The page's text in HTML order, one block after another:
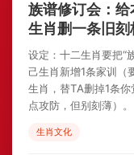
族谱修订会：
生肖删一条旧刻
设定：十二生肖要把“
己生肖新增1条家训（
生肖，替TA删掉1条
点攻防，但别刻薄）
生肖文化